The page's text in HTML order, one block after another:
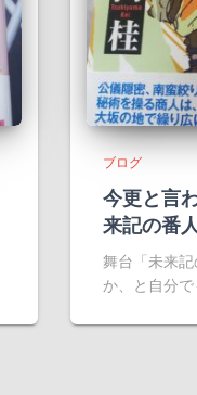
ブログ
今更と言
来記の番
舞台「未来
か、と自分で